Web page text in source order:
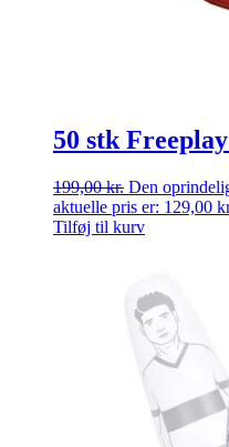
50 stk
199,00kr. Den
aktuelle pris er: 129,00
Tilføj til kurv